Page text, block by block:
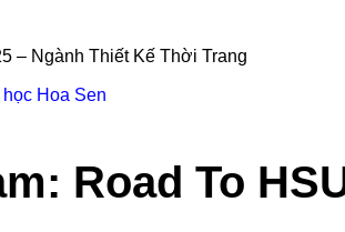
– Ngành Thiết Kế Thời Trang
học Hoa Sen
Road To